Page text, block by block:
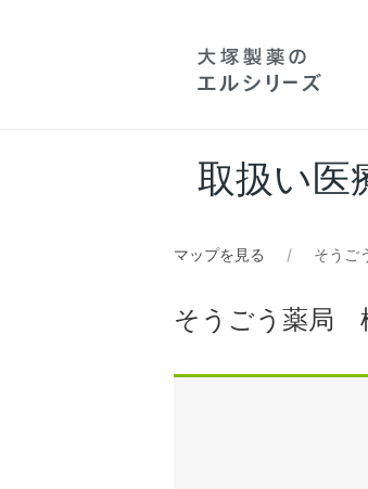
取扱い医
マップを見る そうご
そうごう薬局